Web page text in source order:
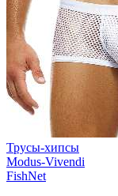
Трусы-хипсы
Modus-Vivendi
FishNet